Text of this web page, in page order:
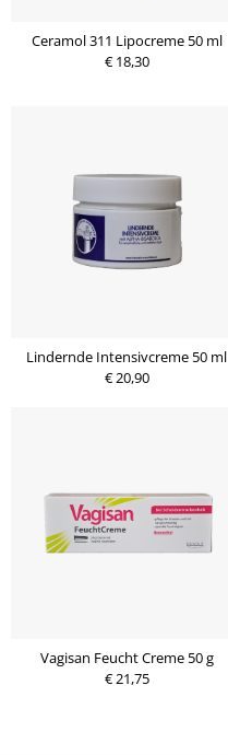
Ceramol 311 Lipocreme 50 ml
€ 18,30
Lindernde Intensivcreme 50 ml
€ 20,90
Vagisan Feucht Creme 50 g
€ 21,75